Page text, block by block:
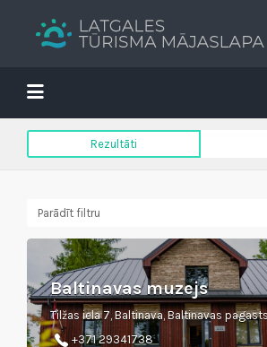
Tavs brīvdienu ceļvedis
Search
for:
for:
Rezultāti
Parādīt filtru
Baltinavas muzejs
Tilžas iela 7, Baltinava, Baltinavas
+371 29341738